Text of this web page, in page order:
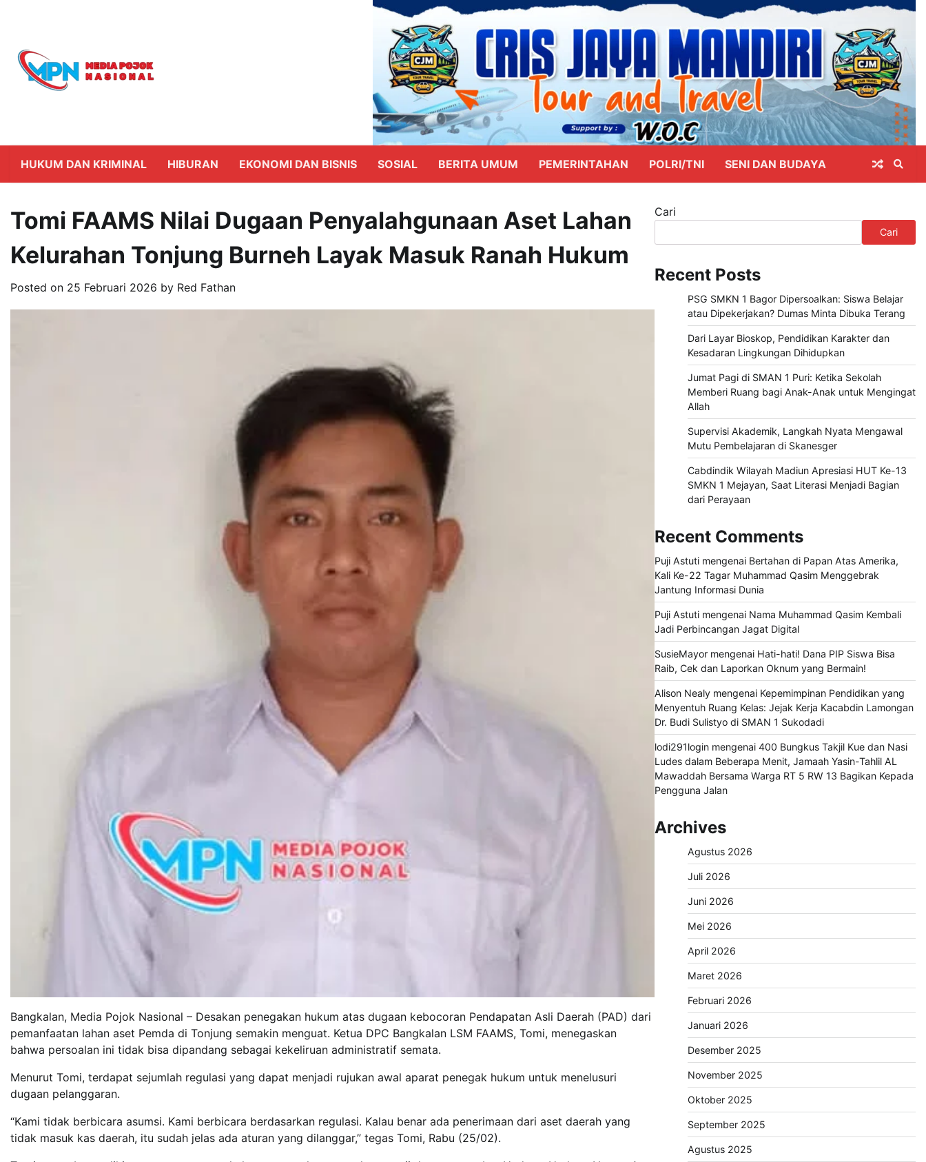
HUKUM DAN KRIMINAL HIBURAN EKONOMI DAN BISNIS SOSIAL BERITA UMUM PEMERINTAHAN POLRI/TNI SENI DAN BUDAYA
Tomi FAAMS Nilai Dugaan Penyalahgunaan Aset Lahan
Kelurahan Tonjung Burneh Layak Masuk Ranah Hukum
Posted on 25 Februari 2026 by Red Fathan
Bangkalan, Media Pojok Nasional – Desakan penegakan hukum atas dugaan kebocoran Pendapatan Asli Daerah (PAD) dari
pemanfaatan lahan aset Pemda di Tonjung semakin menguat. Ketua DPC Bangkalan LSM FAAMS, Tomi, menegaskan
bahwa persoalan ini tidak bisa dipandang sebagai kekeliruan administratif semata.
Menurut Tomi, terdapat sejumlah regulasi yang dapat menjadi rujukan awal aparat penegak hukum untuk menelusuri
dugaan pelanggaran.
“Kami tidak berbicara asumsi. Kami berbicara berdasarkan regulasi. Kalau benar ada penerimaan dari aset daerah yang
tidak masuk kas daerah, itu sudah jelas ada aturan yang dilanggar,” tegas Tomi, Rabu (25/02).
Cari
Cari
Recent Posts
PSG SMKN 1 Bagor Dipersoalkan: Siswa Belajar
atau Dipekerjakan? Dumas Minta Dibuka Terang
Dari Layar Bioskop, Pendidikan Karakter dan
Kesadaran Lingkungan Dihidupkan
Jumat Pagi di SMAN 1 Puri: Ketika Sekolah
Memberi Ruang bagi Anak-Anak untuk Mengingat
Allah
Supervisi Akademik, Langkah Nyata Mengawal
Mutu Pembelajaran di Skanesger
Cabdindik Wilayah Madiun Apresiasi HUT Ke-13
SMKN 1 Mejayan, Saat Literasi Menjadi Bagian
dari Perayaan
Recent Comments
Puji Astutimengenai Bertahan di Papan Atas Amerika,
Kali Ke-22 Tagar Muhammad Qasim Menggebrak
Jantung Informasi Dunia
Puji Astutimengenai Nama Muhammad Qasim Kembali
Jadi Perbincangan Jagat Digital
SusieMayormengenai Hati-hati! Dana PIP Siswa Bisa
Raib, Cek dan Laporkan Oknum yang Bermain!
Alison Nealymengenai Kepemimpinan Pendidikan yang
Menyentuh Ruang Kelas: Jejak Kerja Kacabdin Lamongan
Dr. Budi Sulistyo di SMAN 1 Sukodadi
lodi291loginmengenai 400 Bungkus Takjil Kue dan Nasi
Ludes dalam Beberapa Menit, Jamaah Yasin-Tahlil AL
Mawaddah Bersama Warga RT 5 RW 13 Bagikan Kepada
Pengguna Jalan
Archives
Agustus 2026
Juli 2026
Juni 2026
Mei 2026
April 2026
Maret 2026
Februari 2026
Januari 2026
Desember 2025
November 2025
Oktober 2025
September 2025
Agustus 2025